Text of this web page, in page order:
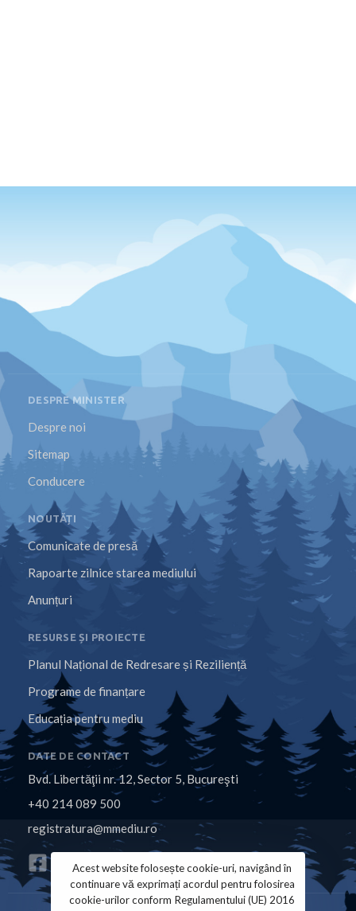
DESPRE MINISTER
Despre noi
Sitemap
Conducere
NOUTĂȚI
Comunicate de presă
Rapoarte zilnice starea mediului
Anunțuri
RESURSE ȘI PROIECTE
Planul Național de Redresare și Reziliență
Programe de finanțare
Educația pentru mediu
DATE DE CONTACT
Bvd. Libertăţii nr. 12, Sector 5, Bucureşti
+40 214 089 500
registratura@mmediu.ro
Acest website folosește cookie-uri, navigând în
continuare vă exprimați acordul pentru folosirea
cookie-urilor conform Regulamentului (UE) 2016